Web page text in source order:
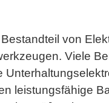
von
Viele
leistungsfähige